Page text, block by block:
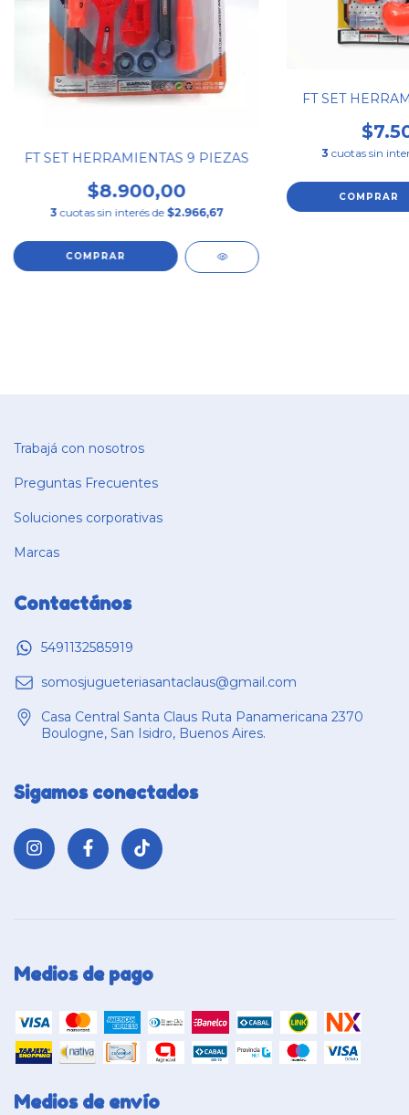
FT SET HERRAMIENTAS 9 PIEZAS
$8.900,00
3 cuotas sin interés de $2.966,67
FT SET
3 cuotas sin
Trabajá con nosotros
Preguntas Frecuentes
Soluciones corporativas
Marcas
Contactános
5491132585919
somosjugueteriasantaclaus@gmail.com
Casa Central Santa Claus Ruta Panamericana 2370
Boulogne, San Isidro, Buenos Aires.
Sigamos conectados
Medios de pago
Medios de envío